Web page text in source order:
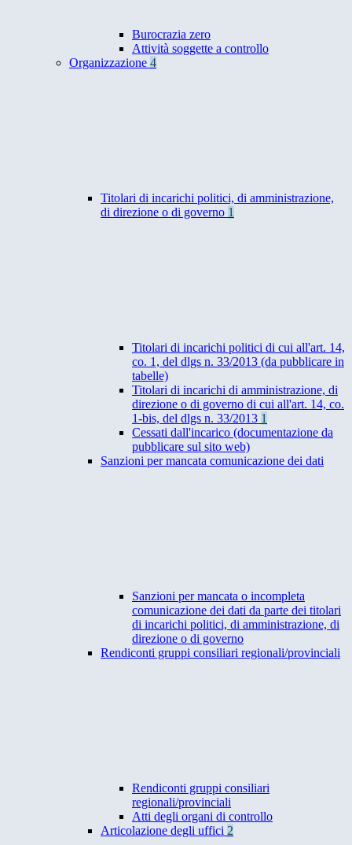
Burocrazia zero
Attività soggette a controllo
Organizzazione 4
Titolari di incarichi politici, di amministrazione,
di direzione o di governo 1
Titolari di incarichi politici di cui all'art. 14,
co. 1, del dlgs n. 33/2013 (da pubblicare in
tabelle)
Titolari di incarichi di amministrazione, di
direzione o di governo di cui all'art. 14, co.
1-bis, del dlgs n. 33/2013 1
Cessati dall'incarico (documentazione da
pubblicare sul sito web)
Sanzioni per mancata comunicazione dei dati
Sanzioni per mancata o incompleta
comunicazione dei dati da parte dei titolari
di incarichi politici, di amministrazione, di
direzione o di governo
Rendiconti gruppi consiliari regionali/provinciali
Rendiconti gruppi consiliari
regionali/provinciali
Atti degli organi di controllo
Articolazione degli uffici 2